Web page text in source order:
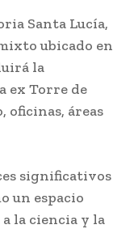
Santa Lucía,
ubicado en
la
ex Torre de
oficinas, áreas
significativos
un espacio
la ciencia y la